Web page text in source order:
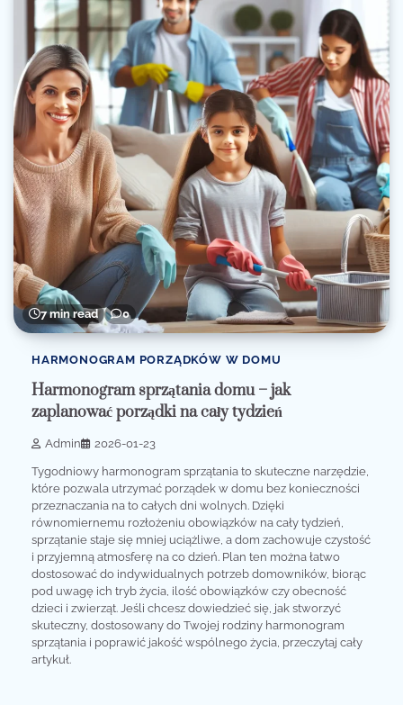
7 min read 0
HARMONOGRAM PORZĄDKÓW W DOMU
Harmonogram sprzątania domu – jak
zaplanować porządki na cały tydzień
Admin 2026-01-23
Tygodniowy harmonogram sprzątania to skuteczne narzędzie,
które pozwala utrzymać porządek w domu bez konieczności
przeznaczania na to całych dni wolnych. Dzięki
równomiernemu rozłożeniu obowiązków na cały tydzień,
sprzątanie staje się mniej uciążliwe, a dom zachowuje czystość
i przyjemną atmosferę na co dzień. Plan ten można łatwo
dostosować do indywidualnych potrzeb domowników, biorąc
pod uwagę ich tryb życia, ilość obowiązków czy obecność
dzieci i zwierząt. Jeśli chcesz dowiedzieć się, jak stworzyć
skuteczny, dostosowany do Twojej rodziny harmonogram
sprzątania i poprawić jakość wspólnego życia, przeczytaj cały
artykuł.